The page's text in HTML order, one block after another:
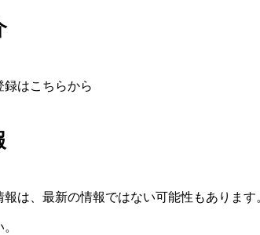
はこちらから
は、最新の情報ではない可能性もあります